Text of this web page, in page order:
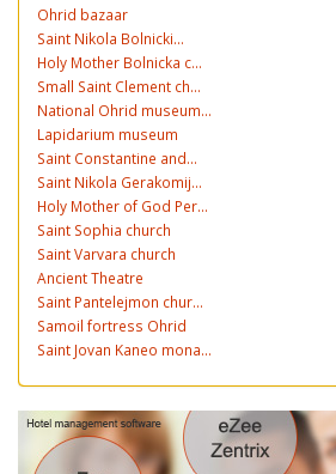
Ohrid bazaar
Saint Nikola Bolnicki...
Holy Mother Bolnicka c...
Small Saint Clement ch...
National Ohrid museum...
Lapidarium museum
Saint Constantine and...
Saint Nikola Gerakomij...
Holy Mother of God Per...
Saint Sophia church
Saint Varvara church
Ancient Theatre
Saint Pantelejmon chur...
Samoil fortress Ohrid
Saint Jovan Kaneo mona...